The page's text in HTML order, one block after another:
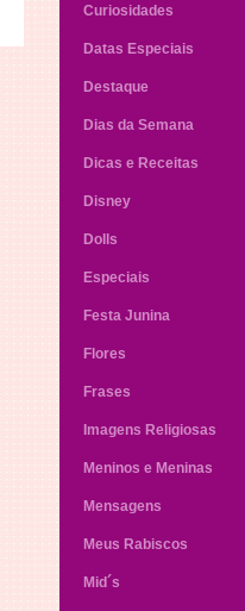
Curiosidades
Datas Especiais
Destaque
Dias da Semana
Dicas e Receitas
Disney
Dolls
Especiais
Festa Junina
Flores
Frases
Imagens Religiosas
Meninos e Meninas
Mensagens
Meus Rabiscos
Mid´s